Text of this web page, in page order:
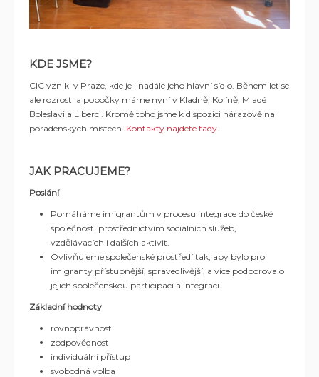
KDE JSME?
CIC vznikl v Praze, kde je i nadále jeho hlavní sídlo. Během let se
ale rozrostl a pobočky máme nyní v Kladně, Kolíně, Mladé
Boleslavi a Liberci. Kromě toho jsme k dispozici nárazově na
poradenských místech. Kontakty najdete tady
JAK PRACUJEME?
Poslání
Pomáháme imigrantům v procesu integrace do české
společnosti prostřednictvím sociálních služeb,
vzdělávacích i dalších aktivit.
Ovlivňujeme společenské prostředí tak, aby bylo pro
imigranty přístupnější, spravedlivější, a více podporovalo
jejich společenskou participaci a integraci.
Základní hodnoty
rovnoprávnost
zodpovědnost
individuální přístup
svobodná volba